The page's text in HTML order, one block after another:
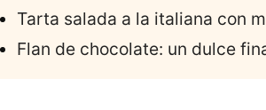
Tarta salada a la italiana con
Flan de chocolate: un dulce